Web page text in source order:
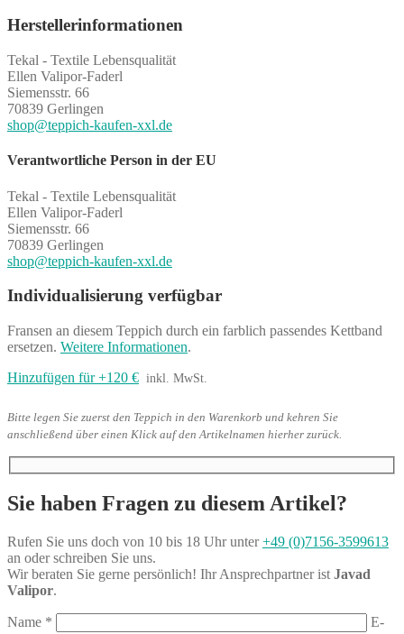
Herstellerinformationen
Tekal - Textile Lebensqualität
Ellen Valipor-Faderl
Siemensstr. 66
70839 Gerlingen
shop@teppich-kaufen-xxl.de
Verantwortliche Person in der EU
Tekal - Textile Lebensqualität
Ellen Valipor-Faderl
Siemensstr. 66
70839 Gerlingen
shop@teppich-kaufen-xxl.de
Individualisierung verfügbar
Fransen an diesem Teppich durch ein farblich passendes Kettband
ersetzen. Weitere Informationen.
Hinzufügen für +120 € inkl. MwSt.
Bitte legen Sie zuerst den Teppich in den Warenkorb und kehren Sie
anschließend über einen Klick auf den Artikelnamen hierher zurück.
Sie haben Fragen zu diesem Artikel?
Rufen Sie uns doch von 10 bis 18 Uhr unter+49 (0)7156-3599613
an oder schreiben Sie uns.
Wir beraten Sie gerne persönlich! Ihr Ansprechpartner ist Javad
Valipor.
Name *
E-